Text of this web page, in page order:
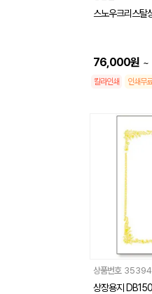
스노우크리스탈
76,000원 ~
칼라인쇄 인쇄무료
상품번호
상장용지